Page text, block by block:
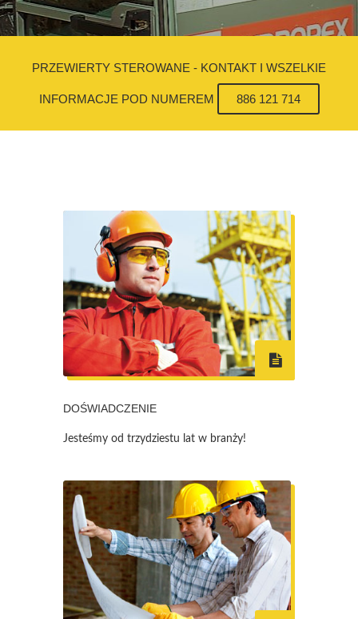
PRZEWIERTY STEROWANE - KONTAKT I WSZELKIE
INFORMACJE POD NUMEREM 886 121 714
DOŚWIADCZENIE
Jesteśmy od trzydziestu lat w branży!